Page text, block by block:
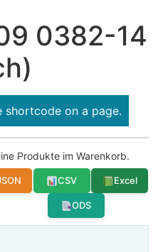
0382-14
shortcode on a page.
Produkte im Warenkorb.
CSV Excel
ODS